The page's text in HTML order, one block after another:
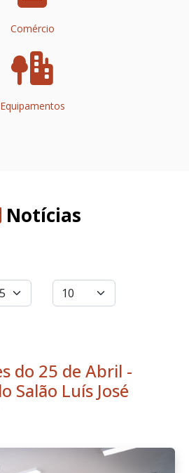
Comércio
Equipamentos
Notícias
Qtd. a exibir
do 25 de Abril -
Salão Luís José